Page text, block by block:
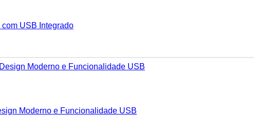
USB Integrado
Moderno e Funcionalidade USB